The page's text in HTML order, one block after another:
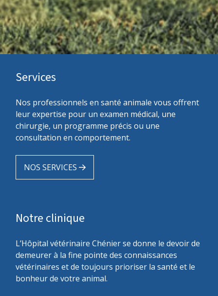
Services
Nos professionnels en santé animale vous offrent
leur expertise pour un examen médical, une
chirurgie, un programme précis ou une
consultation en comportement.
NOS SERVICES
Notre clinique
L’Hôpital vétérinaire Chénier se donne le devoir de
demeurer à la fine pointe des connaissances
vétérinaires et de toujours prioriser la santé et le
bonheur de votre animal.